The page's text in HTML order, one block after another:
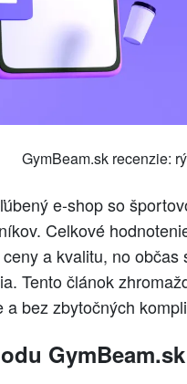
GymBeam.sk recenzie:
e‑shop so
Celkové
a kvalitu, no
Tento článok
a bez zbytočných